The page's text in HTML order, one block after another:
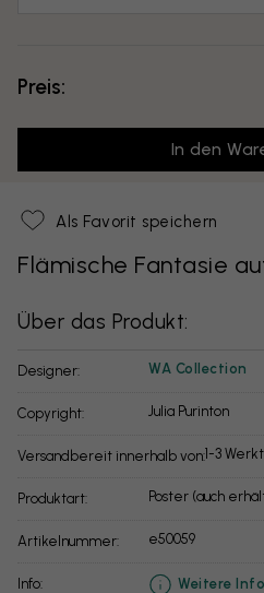
Preis:
In den
Als Favorit speichern
Flämische Fantasie
Über das Produkt:
Designer: WA Collection
Copyright: Julia Purinton
Versandbereit innerhalb von:1-3
Produktart: Poster (auch
Artikelnummer: e50059
info:
Weitere